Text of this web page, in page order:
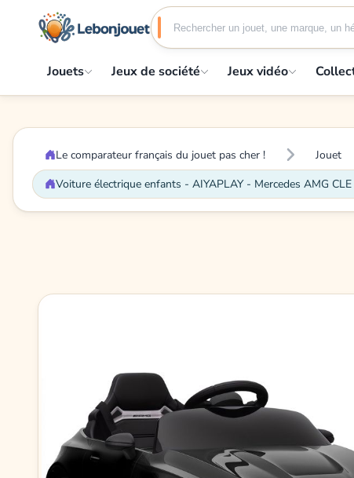
Jouets Jeux de société Jeux vidéo
Le comparateur français du jouet pas cher ! Jouet
Voiture électrique enfants - AIYAPLAY - Mercedes AMG